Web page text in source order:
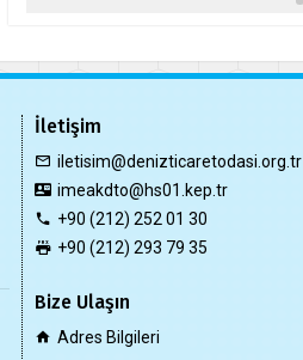
İletişim
iletisim@denizticaretodasi.org.tr
imeakdto@hs01.kep.tr
+90 (212) 252 01 30
+90 (212) 293 79 35
Bize Ulaşın
Adres Bilgileri